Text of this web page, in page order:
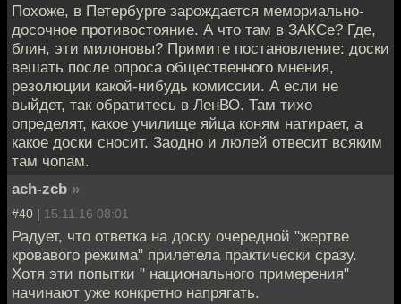
Похоже, в Петербурге зарождается мемориально-
досочное противостояние. А что там в ЗАКСе? Где,
блин, эти милоновы? Примите постановление: доски
вешать после опроса общественного мнения,
резолюции какой-нибудь комиссии. А если не
выйдет, так обратитесь в ЛенВО. Там тихо
определят, какое училище яйца коням натирает, а
какое доски сносит. Заодно и люлей отвесит всяким
там чопам.
ach-zcb »
#40 | 15.11.16 08:01
Радует, что ответка на доску очередной "жертве
кровавого режима" прилетела практически сразу.
Хотя эти попытки " национального примерения"
начинают уже конкретно напрягать.